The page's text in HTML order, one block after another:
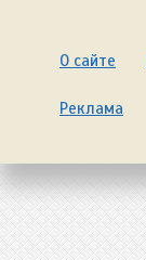
О сайте
Реклама